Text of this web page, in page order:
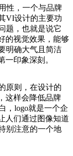
性，一个与品牌
VI设计的主要功
题，也就是说它
的视觉效果，能够
明确大气且简洁
一印象深刻。
原则，在设计的
这样会降低品牌
，logo就是一个企
人们通过图像知道
别注意的一个地